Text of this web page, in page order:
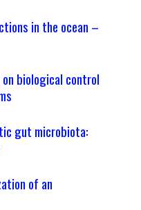
in the ocean –
biological control
gut microbiota:
of an